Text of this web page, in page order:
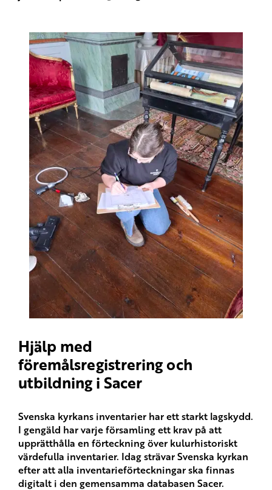
Hjälp med
föremålsregistrering och
utbildning i Sacer
Svenska kyrkans inventarier har ett starkt lagskydd.
I gengäld har varje församling ett krav på att
upprätthålla en förteckning över kulurhistoriskt
värdefulla inventarier. Idag strävar Svenska kyrkan
efter att alla inventarieförteckningar ska finnas
digitalt i den gemensamma databasen Sacer.